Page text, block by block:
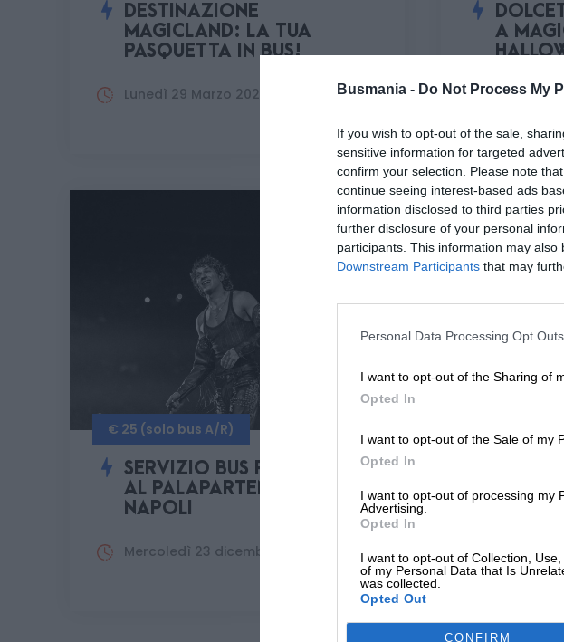
Busmania - Do Not Process My
If you wish to opt-out of the sale,
sensitive information for targeted
confirm your selection. Please note
continue seeing interest-based ads
information disclosed to third parties
further disclosure of your personal
participants. This information may
Downstream Participants that may
Personal Data Processing Opt Outs
I want to opt-out of the Sharing of
Opted In
I want to opt-out of the Sale of my
Opted In
I want to opt-out of processing my
Advertising.
Opted In
I want to opt-out of Collection,
of my Personal Data that Is
was collected.
Opted Out
CONFIRM
DESTINAZIONE
MAGICLAND: LA TUA
PASQUETTA IN BUS!
Lunedì 29 Marzo 2027
A
€ 25 (solo bus A/R)
SERVIZIO BUS PER IRAMA
AL PALAPARTENOPE –
NAPOLI
Mercoledì 23 dicembre 2026
ALLO
Giovedì